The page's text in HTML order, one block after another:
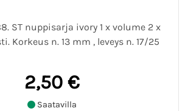
ST nuppisarja ivory 1 x volume 2 x
Korkeus n. 13 mm , leveys n. 17/25
2,50 €
Saatavilla